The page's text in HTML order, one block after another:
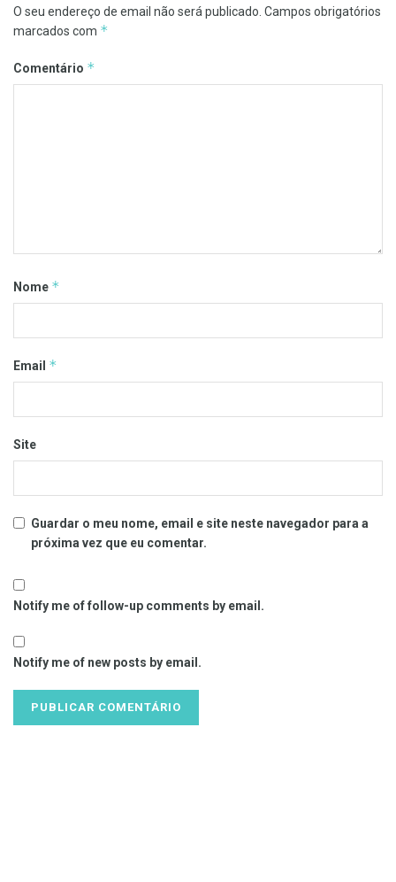
O seu endereço de email não será publicado. Campos obrigatórios
marcados com *
Comentário *
Nome *
Email *
Site
Guardar o meu nome, email e site neste navegador para a
próxima vez que eu comentar.
Notify me of follow-up comments by email.
Notify me of new posts by email.